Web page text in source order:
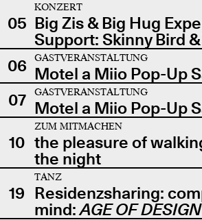
05
KONZERT
Big Zis & Big Hug
Support: Skinny Bird
06
GASTVERANSTALTUNG
Motel a Miio Pop-Up
07
GASTVERANSTALTUNG
Motel a Miio Pop-Up
10
ZUM MITMACHEN
the pleasure of
the night
19
TANZ
Residenzsharing:
mind:AGE OF DESIGN